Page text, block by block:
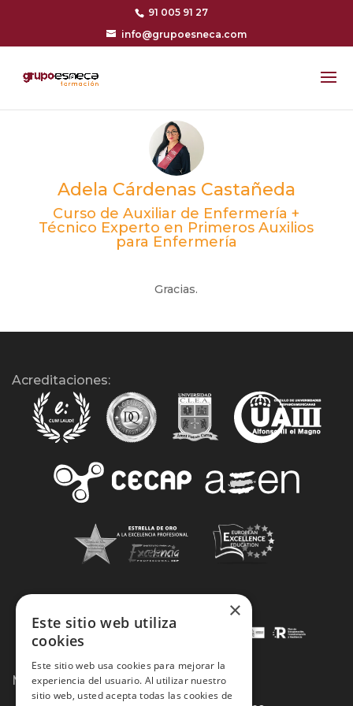
91 005 91 27
info@grupoesneca.com
Adela Cárdenas Castañeda
Curso de Auxiliar de Enfermería +
Técnico Experto en Primeros Auxilios
para Enfermería
Gracias.
Acreditaciones:
Métodos de Pago:
×
Este sitio web utiliza
cookies
Este sitio web usa cookies para mejorar la
experiencia del usuario. Al utilizar nuestro
sitio web, usted acepta todas las cookies de